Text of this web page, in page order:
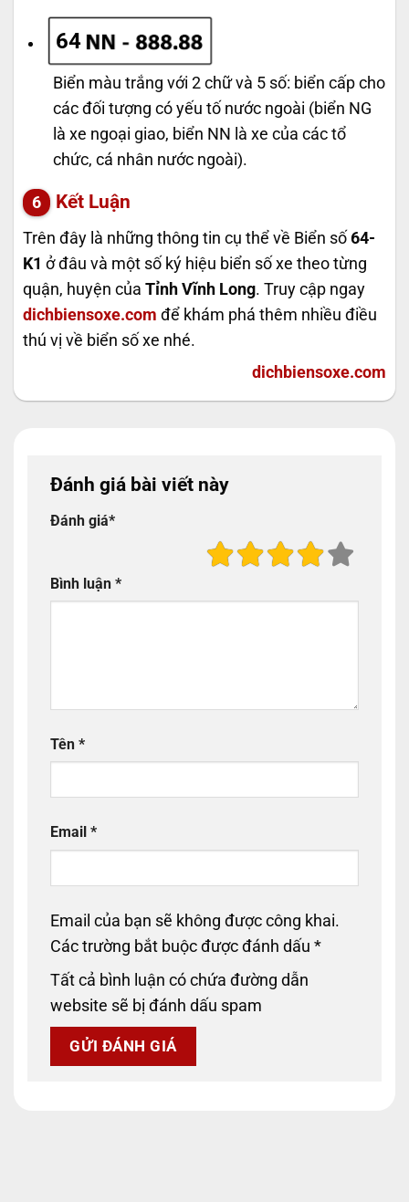
64
Biển màu trắng với 2 chữ và 5 số: biển cấp cho
các đối tượng có yếu tố nước ngoài (biển NG
là xe ngoại giao, biển NN là xe của các tổ
chức, cá nhân nước ngoài).
Kết Luận
Trên đây là những thông tin cụ thể về Biển số 64-
K1 ở đâu và một số ký hiệu biển số xe theo từng
quận, huyện của Tỉnh Vĩnh Long. Truy cập ngay
dichbiensoxe.com để khám phá thêm nhiều điều
thú vị về biển số xe nhé.
dichbiensoxe.com
Đánh giá bài viết này
Đánh giá*
Bình luận *
Tên *
Email *
Email của bạn sẽ không được công khai.
Các trường bắt buộc được đánh dấu *
Tất cả bình luận có chứa đường dẫn
website sẽ bị đánh dấu spam